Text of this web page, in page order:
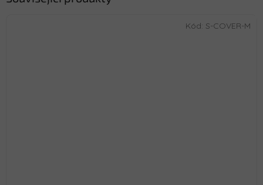
Kód: S-COVER-M